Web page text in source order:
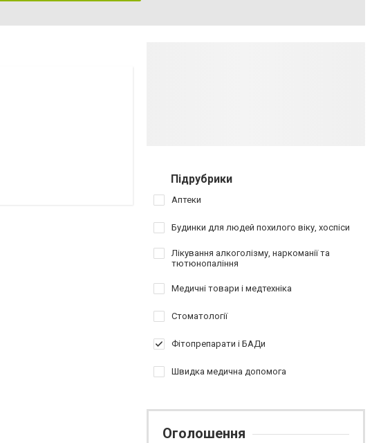
Підрубрики
Аптеки
Будинки для людей похилого віку, хоспіси
Лікування алкоголізму, наркоманії та
тютюнопаління
Медичні товари і медтехніка
Стоматології
Фітопрепарати і БАДи
Швидка медична допомога
Оголошення